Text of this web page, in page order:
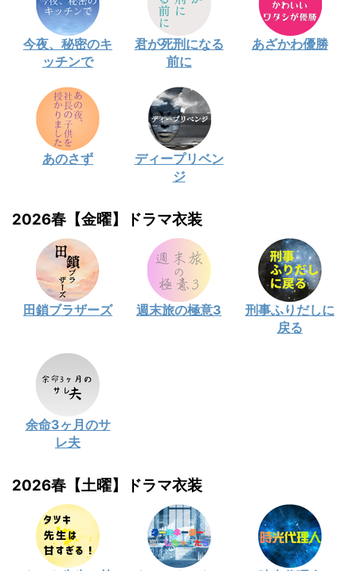
今夜、秘密のキ
ッチンで
君が死刑になる
前に
あざかわ優勝
あのさず
ディープリベン
ジ
2026春【金曜】ドラマ衣装
田鎖ブラザーズ 週末旅の極意3
刑事ふりだしに
戻る
余命3ヶ月のサ
レ夫
2026春【土曜】ドラマ衣装